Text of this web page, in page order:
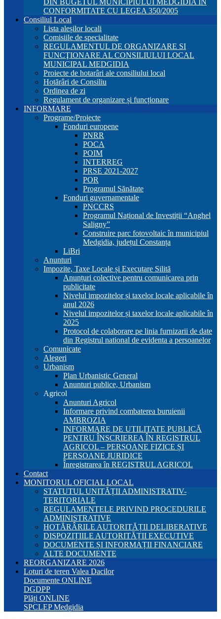
DIN BUGETUL MUNICIPIULUI MEDGIDIA ÎN
CONFORMITATE CU LEGEA 350/2005
Consiliul Local
Lista aleșilor locali
Comisiile de specialitate
REGULAMENTUL DE ORGANIZARE SI
FUNCŢIONARE AL CONSILIULUI LOCAL
MUNICIPAL MEDGIDIA
Proiecte de hotarâri ale consiliului local
Hotărâri de Consiliu
Ordinea de zi
Regulament de organizare și funcționare
INFORMARE
Programe/Proiecte
Fonduri europene
PNRR
POCA
POIM
INTERREG
PRSE 2021-2027
POR
Programul Sănătate
Fonduri guvernamentale
PNCCRS
Programul Național de Investiții “Anghel
Saligny”
Construire parc fotovoltaic în municipiul
Medgidia, județul Constanța
LiBri
Anunturi
Impozite, Taxe Locale și Executare Silită
Anunțuri colective pentru comunicarea prin
publicitate
Nivelul impozitelor și taxelor locale aplicabile în
anul 2026
Nivelul impozitelor și taxelor locale aplicabile în
2025
Protocol de colaborare pe linia furnizarii de date
din Registrul national de evidenta a persoanelor
Comunicate
Alegeri
Urbanism
Plan Urbanistic General
Anunturi publice, Urbanism
Agricol
Anunturi Agricol
Informare privind combaterea buruienii
AMBROZIA
INFORMARE DE UTILITATE PUBLICĂ
PENTRU ÎNSCRIEREA ÎN REGISTRUL
AGRICOL – PERSOANE FIZICE ȘI
PERSOANE JURIDICE
Înregistrarea în REGISTRUL AGRICOL
Contact
MONITORUL OFICIAL LOCAL
STATUTUL UNITĂȚII ADMINISTRATIV-
TERITORIALE
REGULAMENTELE PRIVIND PROCEDURILE
ADMINISTRATIVE
HOTĂRÂRILE AUTORITĂȚII DELIBERATIVE
DISPOZIȚIILE AUTORITĂȚII EXECUTIVE
DOCUMENTE ȘI INFORMAȚII FINANCIARE
ALTE DOCUMENTE
REORGANIZARE 2026
Loturi de teren Valea Dacilor
Documente ONLINE
DGDPP
Plăți ONLINE
SPCLEP Medgidia